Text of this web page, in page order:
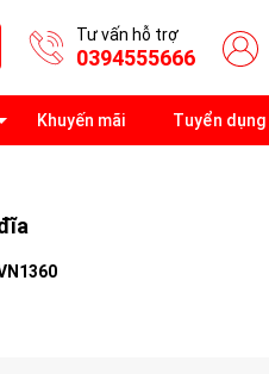
Tư vấn hỗ trợ
0394555666
Khuyến mãi Tuyển dụng